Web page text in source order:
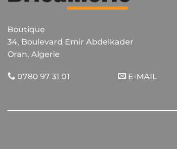
sur
du
Boutique
34, Boulevard Emir Abdelkader
Oran, Algerie
0780 97 31 01 E-MAIL